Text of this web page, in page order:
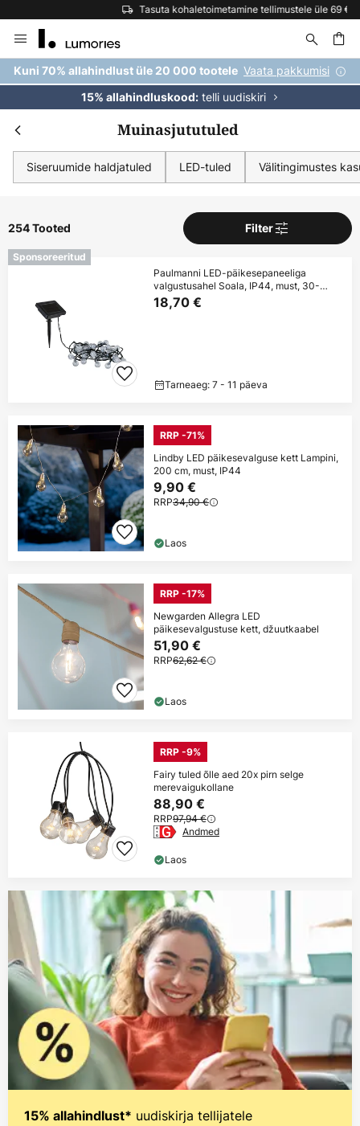
Tasuta kohaletoimetamine tellimustele üle 69 €
to
Content
Kuni 70% allahindlust üle 20 000 tootele Vaata pakkumisi
15% allahindluskood:telli uudiskiri
Muinasjututuled
Siseruumide haldjatuled LED-tuled Välitingimustes
254 Tooted Filter
Sponsoreeritud
Paulmanni LED-päikesepaneeliga
valgustusahel Soala, IP44, must, 30-
lambiline
18,70 €
Tarneaeg: 7 - 11 päeva
RRP -71%
Lindby LED päikesevalguse kett Lampini,
200 cm, must, IP44
9,90 €
RRP34,90 €
Laos
RRP -17%
Newgarden Allegra LED
päikesevalgustuse kett, džuutkaabel
51,90 €
RRP62,62 €
Laos
RRP -9%
Fairy tuled õlle aed 20x pirn selge
merevaigukollane
88,90 €
RRP97,94 €
Andmed
Laos
15% allahindlust* uudiskirja tellijatele